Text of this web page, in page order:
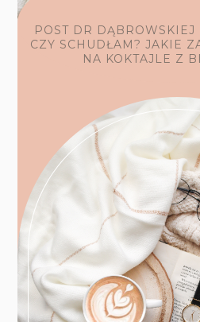
POST DR
CZY SCHUDŁAM? JAKIE
NA KOKTAJLE Z